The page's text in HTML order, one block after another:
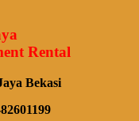
Rental
Bekasi